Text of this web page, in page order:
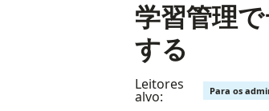
学習管理
する
Leitores
alvo: Para os